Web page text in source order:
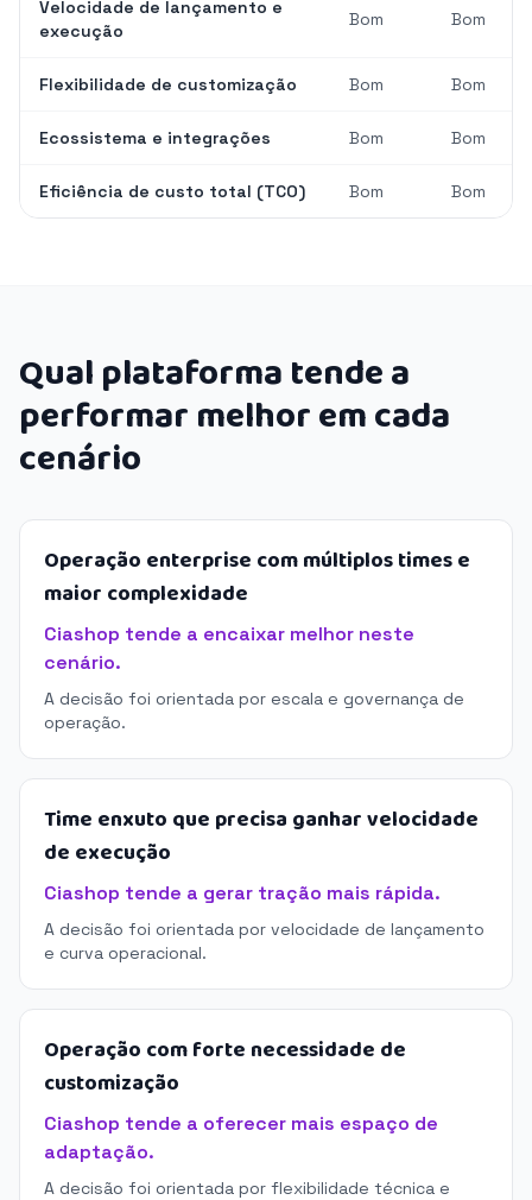
Velocidade de lançamento e
execução
Bom Bom
Flexibilidade de customização Bom Bom
Ecossistema e integrações Bom Bom
Eficiência de custo total (TCO) Bom Bom
Qual plataforma tende a
performar melhor em cada
cenário
Operação enterprise com múltiplos times e
maior complexidade
Ciashop tende a encaixar melhor neste
cenário.
A decisão foi orientada por escala e governança de
operação.
Time enxuto que precisa ganhar velocidade
de execução
Ciashop tende a gerar tração mais rápida.
A decisão foi orientada por velocidade de lançamento
e curva operacional.
Operação com forte necessidade de
customização
Ciashop tende a oferecer mais espaço de
adaptação.
A decisão foi orientada por flexibilidade técnica e